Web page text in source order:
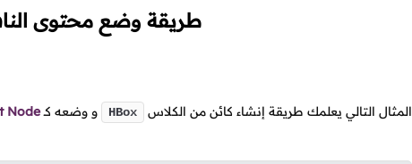
طريقة وضع محتوى
المثال التالي يعلمك طريقة إنشاء كائن من الكلاس HBox و وضعه كـNode